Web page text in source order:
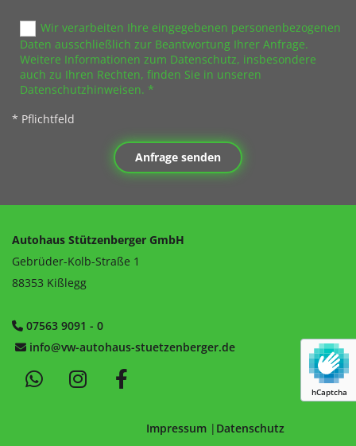
Wir verarbeiten Ihre eingegebenen personenbezogenen
Daten ausschließlich zur Beantwortung Ihrer Anfrage.
Weitere Informationen zum Datenschutz, insbesondere
auch zu Ihren Rechten, finden Sie in unseren
Datenschutzhinweisen. *
* Pflichtfeld
hCaptcha
Autohaus Stützenberger GmbH
Gebrüder-Kolb-Straße 1
88353 Kißlegg
 07563 9091 - 0
 info@vw-autohaus-stuetzenberger.de
Impressum | Datenschutz